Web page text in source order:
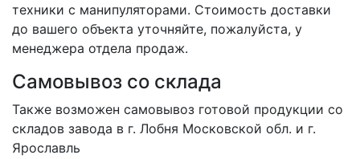
техники с манипуляторами. Стоимость доставки
до вашего объекта уточняйте, пожалуйста, у
менеджера отдела продаж.
Самовывоз со склада
Также возможен самовывоз готовой продукции со
складов завода в г. Лобня Московской обл. и г.
Ярославль